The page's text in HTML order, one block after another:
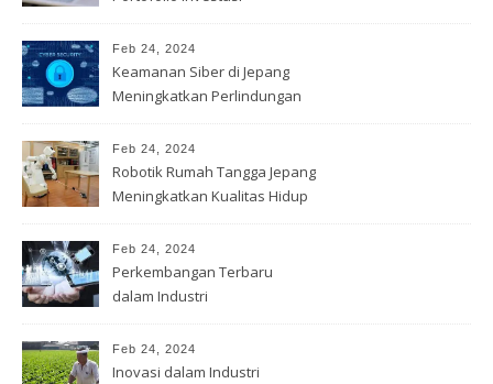
Feb 24, 2024
Keamanan Siber di Jepang
Meningkatkan Perlindungan
Feb 24, 2024
Robotik Rumah Tangga Jepang
Meningkatkan Kualitas Hidup
Feb 24, 2024
Perkembangan Terbaru
dalam Industri
Feb 24, 2024
Inovasi dalam Industri